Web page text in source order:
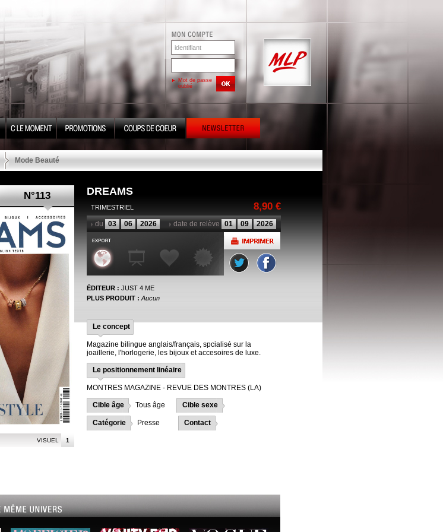
Mot de passe
oublié
Mode Beauté
N°113
1
VISUEL
DREAMS
8,90 €
TRIMESTRIEL
du 03 06 2026 date de relève 01 09 2026
ÉDITEUR : JUST 4 ME
PLUS PRODUIT : Aucun
Le concept
Magazine bilingue anglais/français, spcialisé sur la
joaillerie, l'horlogerie, les bijoux et accesoires de luxe.
Le positionnement linéaire
MONTRES MAGAZINE - REVUE DES MONTRES (LA)
Cible âge Tous âge Cible sexe
Catégorie Presse Contact